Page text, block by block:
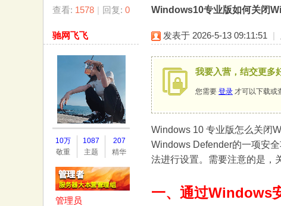
» › › ›
查看: 1578 | 回复: 0 Windows10专业版如何关闭
驰网飞飞
10万
敬重
1087
主题
207
精华
管理员
发表于 2026-5-13 09:11:51 |
我要入营，结交更多
您需要 登录 才可以下载或
Windows 10 专业版怎么关闭
Windows Defender的一项安
法进行设置。需要注意的是，
一、通过Windows